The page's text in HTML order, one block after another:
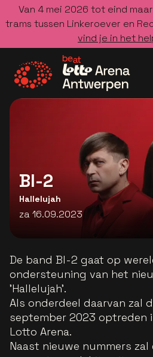
Van 4 mei 2026 tot eind
trams tussen Linkeroever en
vind je in het
Ga naar de homepage
BI-2
Hallelujah
za 16.09.2023
De band BI-2 gaat op
ondersteuning van het
'Hallelujah'.
Als onderdeel daarvan zal
september 2023 optreden
Lotto Arena.
Naast nieuwe nummers